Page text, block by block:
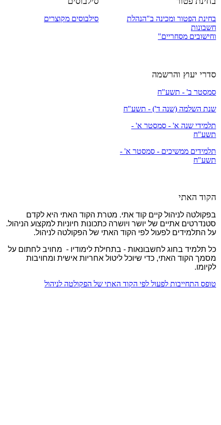
בחינת הפטור ומכינה​ ב"הנהלת
חשבונות
​וחישובים מסחריים"
סילבוסים מקוצרים
סדרי יעוץ והרשמה
סמסטר ב' - תשע"ח
שנת השלמה (שנה ד') - תשע"ח
תלמידי שנה א' - סמסטר א' -
תשע"ח
תלמידים ממשיכים - סמסטר א' -
תשע"ח
הקוד האתי
בפקולטה לניהול קיים קוד אתי. מטרת הקוד האתי היא לקדם
סטנדרטים אתיים של יושר ויושרה כתכונות חיוניות למקצוע הניהול.
על התלמידים לפעול לפי הקוד האתי של הפקולטה לניהול.
כל תלמיד בחוג לחשבונאות - בתחילת לימודיו - מחויב לחתום על
מסמך הקוד האתי, כדי שיוכל ליטול אחריות אישית ומחויבות
לקיומו.
טופס התחייבות לפעול לפי הקוד האתי של הפקולטה לניהול